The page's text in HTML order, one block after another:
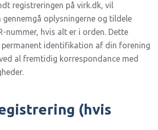
registreringen på virk.dk, vil
gennemgå oplysningerne og tildele
nummer, hvis alt er i orden. Dette
permanent identifikation af din forening
al fremtidig korrespondance med
(hvis